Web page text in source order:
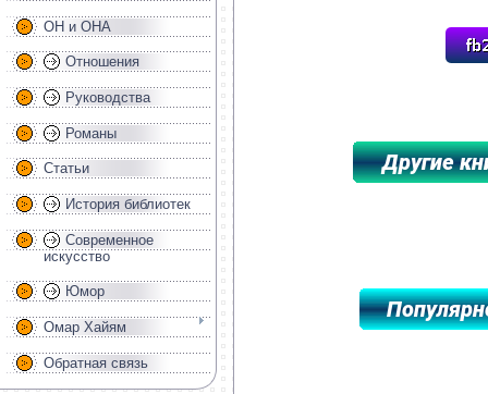
ОН и ОНА
Отношения
Руководства
Романы
Статьи
История библиотек
Современное
искусство
Юмор
Омар Хайям
Обратная связь